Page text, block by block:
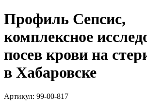
Профиль Сепсис,
комплексное
посев крови на
в Хабаровске
Артикул: 99-00-817